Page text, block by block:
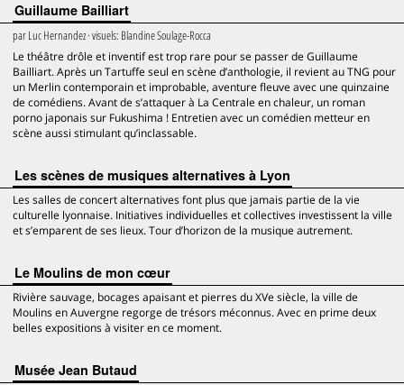
Guillaume Bailliart
parLuc Hernandez· visuels: Blandine Soulage-Rocca
Le théâtre drôle et inventif est trop rare pour se passer de Guillaume
Bailliart. Après un Tartuffe seul en scène d’anthologie, il revient au TNG pour
un Merlin contemporain et improbable, aventure fleuve avec une quinzaine
de comédiens. Avant de s’attaquer à La Centrale en chaleur, un roman
porno japonais sur Fukushima ! Entretien avec un comédien metteur en
scène aussi stimulant qu’inclassable.
Les scènes de musiques alternatives à Lyon
Les salles de concert alternatives font plus que jamais partie de la vie
culturelle lyonnaise. Initiatives individuelles et collectives investissent la ville
et s’emparent de ses lieux. Tour d’horizon de la musique autrement.
Le Moulins de mon cœur
Rivière sauvage, bocages apaisant et pierres du XVe siècle, la ville de
Moulins en Auvergne regorge de trésors méconnus. Avec en prime deux
belles expositions à visiter en ce moment.
Musée Jean Butaud